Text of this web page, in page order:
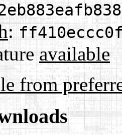
:
available
from